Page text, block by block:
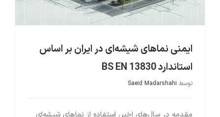
ایمنی نماهای شیشه‌ای در ایران بر اساس
استاندارد BS EN 13830
توسط Saeid Madarshahi